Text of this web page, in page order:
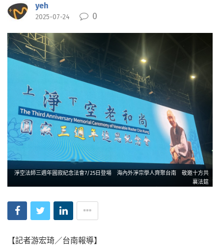
yeh
2025-07-24 0
淨空法師三週年圓寂紀念法會7/25日登場 海內外淨宗學人齊聚台南 敬邀十方共
襄法筵
【記者游宏琦／台南報導】